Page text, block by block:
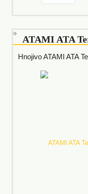
ATAMI ATA
Hnojivo ATAMI ATA